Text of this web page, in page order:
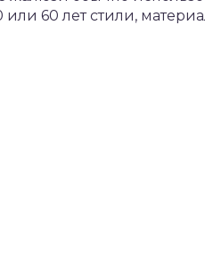
60 лет стили,